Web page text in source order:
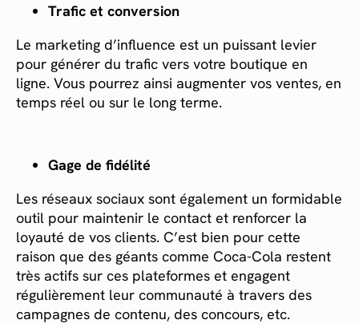
Trafic et conversion
Le marketing d’influence est un puissant levier
pour générer du trafic vers votre boutique en
ligne. Vous pourrez ainsi augmenter vos ventes, en
temps réel ou sur le long terme.
Gage de fidélité
Les réseaux sociaux sont également un formidable
outil pour maintenir le contact et renforcer la
loyauté de vos clients. C’est bien pour cette
raison que des géants comme Coca-Cola restent
très actifs sur ces plateformes et engagent
régulièrement leur communauté à travers des
campagnes de contenu, des concours, etc.